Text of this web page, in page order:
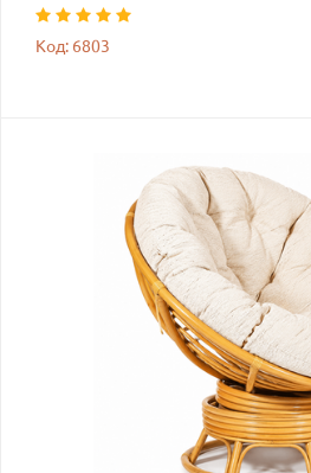
Код: 6803